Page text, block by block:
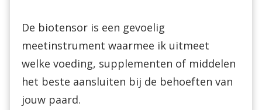
De biotensor is een gevoelig
meetinstrument waarmee ik uitmeet
welke voeding, supplementen of middelen
het beste aansluiten bij de behoeften van
jouw paard.